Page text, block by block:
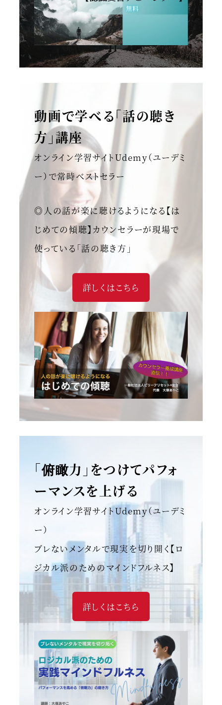
動画で学べる「話の聴き
方」講座
オンライン学習サイトUdemy（ユーデミ
ー）で常時ベストセラー
◎人の話が楽に聴けるようになる【は
じめての傾聴】カウンセラーが現場で
使っている「話の聴き方」
詳しくはこちら
「俯瞰力」をつけてパフォ
ーマンスを上げる
オンライン学習サイトUdemy（ユーデミ
ー）
ブレないメンタルで現実を切り開く【ロ
ジカル派のためのマインドフルネス】
詳しくはこちら